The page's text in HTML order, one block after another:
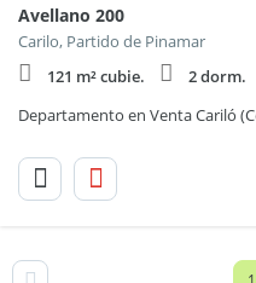
Avellano 200
Carilo, Partido de Pinamar
121 m² cubie.
2 dorm.
Departamento en Venta Cariló